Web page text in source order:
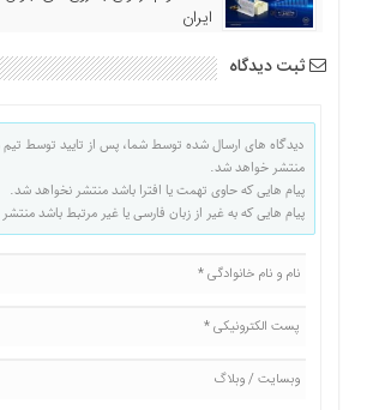
ایران
ثبت دیدگاه
دیدگاه های ارسال شده توسط شما، پس از تایید توسط
منتشر خواهد شد.
پیام هایی که حاوی تهمت یا افترا باشد منتشر نخواهد شد.
پیام هایی که به غیر از زبان فارسی یا غیر مرتبط باشد